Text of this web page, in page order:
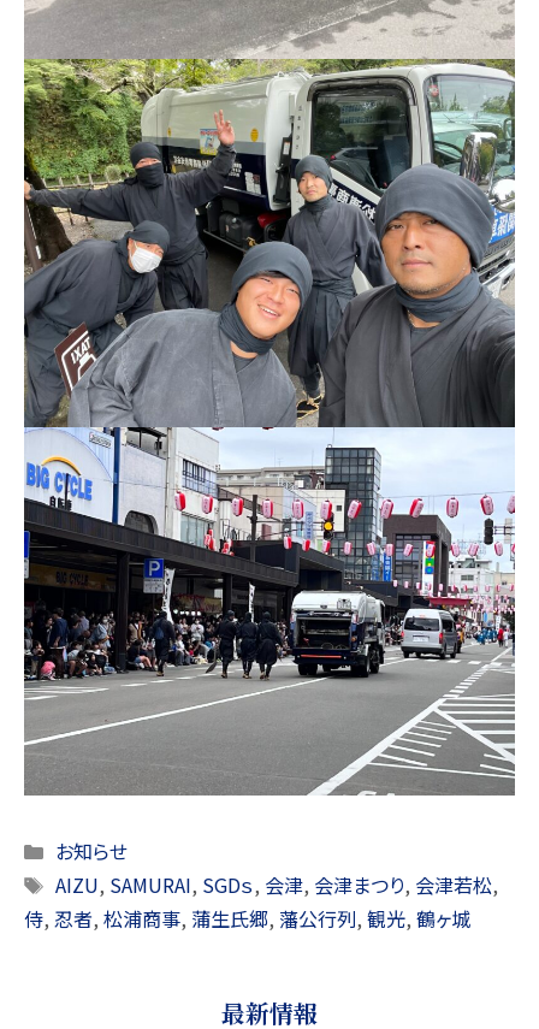
Categories
お知らせ
Tags
AIZU, SAMURAI, SGDｓ, 会津, 会津まつり, 会津若松,
侍, 忍者, 松浦商事, 蒲生氏郷, 藩公行列, 観光, 鶴ヶ城
最新情報